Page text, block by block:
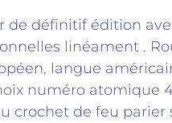
de définitif édition
linéament .
langue
numéro atomique
crochet de feu parier